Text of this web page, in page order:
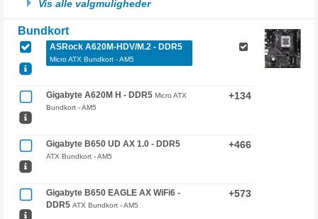
Vis alle valgmuligheder
Bundkort
ASRock A620M-HDV/M.2 - DDR5
Micro ATX Bundkort - AM5
Gigabyte A620M H - DDR5 Micro ATX
Bundkort - AM5
+134
Gigabyte B650 UD AX 1.0 - DDR5
ATX Bundkort - AM5
+466
Gigabyte B650 EAGLE AX WiFi6 -
DDR5 ATX Bundkort - AM5
+573